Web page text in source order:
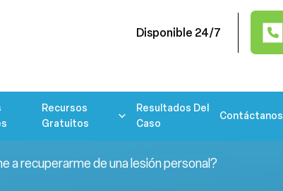
Disponible 24/7
Recursos
Gratuitos
Resultados Del
Caso
Contáctanos
a recuperarme de una lesión personal?